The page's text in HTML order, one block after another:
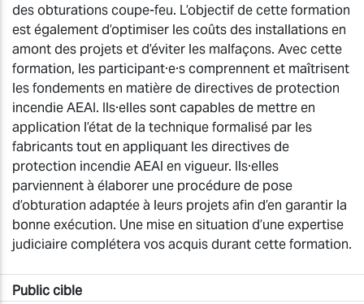
des obturations coupe-feu. L’objectif de cette formation
est également d’optimiser les coûts des installations en
amont des projets et d’éviter les malfaçons. Avec cette
formation, les participant·e·s comprennent et maîtrisent
les fondements en matière de directives de protection
incendie AEAI. Ils·elles sont capables de mettre en
application l’état de la technique formalisé par les
fabricants tout en appliquant les directives de
protection incendie AEAI en vigueur. Ils·elles
parviennent à élaborer une procédure de pose
d’obturation adaptée à leurs projets afin d’en garantir la
bonne exécution. Une mise en situation d’une expertise
judiciaire complétera vos acquis durant cette formation.
Public cible